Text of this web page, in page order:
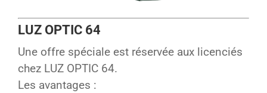
LUZ OPTIC 64
Une offre spéciale est réservée aux licenciés
chez LUZ OPTIC 64.
Les avantages :